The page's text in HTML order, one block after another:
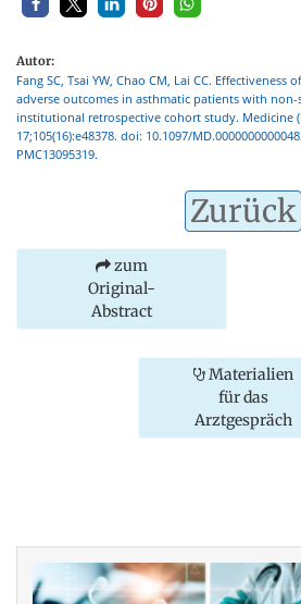
Autor:
Fang SC, Tsai YW, Chao CM, Lai CC.
adverse outcomes in asthmatic patients with non-
institutional retrospective cohort study. Medicine
17;105(16):e48378. doi: 10.1097/
PMC13095319.
Zurück
zum
Original-
Abstract
Materialien
für das
Arztgespräch